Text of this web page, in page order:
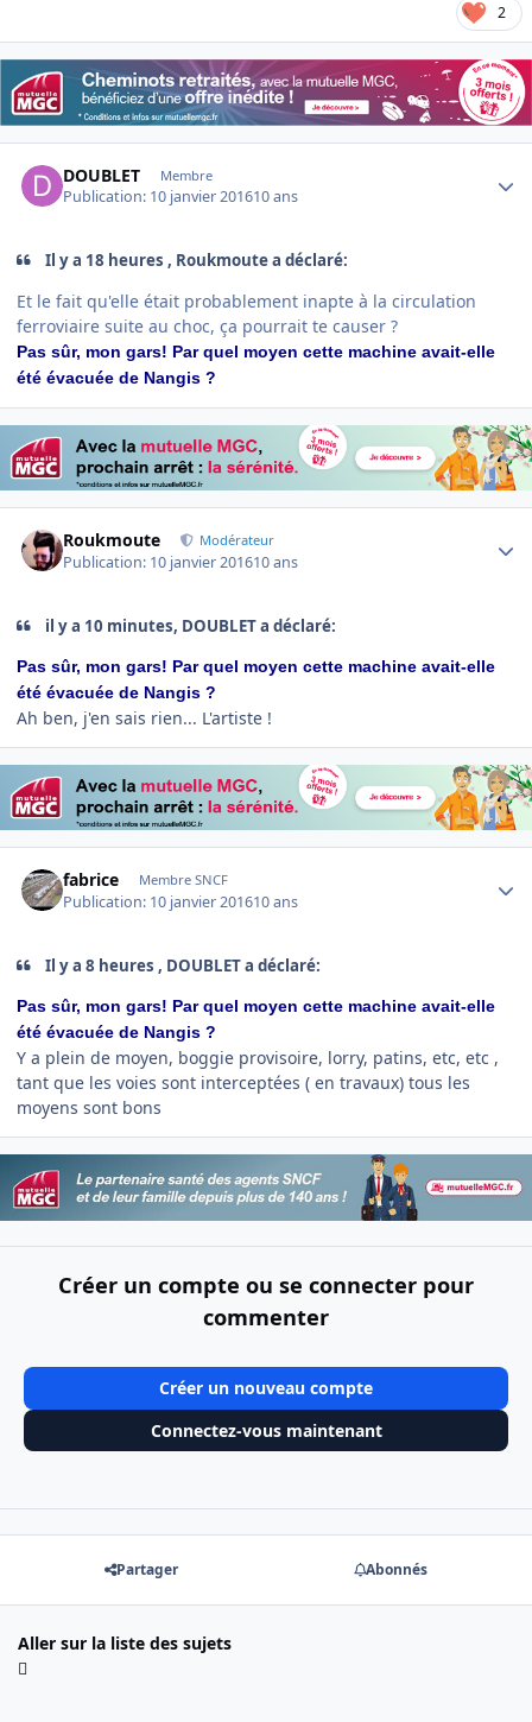
2
DOUBLET Membre
Publication: 10 janvier 201610 ans
Il y a 18 heures , Roukmoute a déclaré:
Et le fait qu'elle était probablement inapte à la circulation
ferroviaire suite au choc, ça pourrait te causer ?
Pas sûr, mon gars! Par quel moyen cette machine avait-elle
été évacuée de Nangis ?
Roukmoute Modérateur
Publication: 10 janvier 201610 ans
il y a 10 minutes, DOUBLET a déclaré:
Pas sûr, mon gars! Par quel moyen cette machine avait-elle
été évacuée de Nangis ?
Ah ben, j'en sais rien... L'artiste !
fabrice Membre SNCF
Publication: 10 janvier 201610 ans
Il y a 8 heures , DOUBLET a déclaré:
Pas sûr, mon gars! Par quel moyen cette machine avait-elle
été évacuée de Nangis ?
Y a plein de moyen, boggie provisoire, lorry, patins, etc, etc ,
tant que les voies sont interceptées ( en travaux) tous les
moyens sont bons
Créer un compte ou se connecter pour
commenter
Créer un nouveau compte
Connectez-vous maintenant
Partager Abonnés
Aller sur la liste des sujets